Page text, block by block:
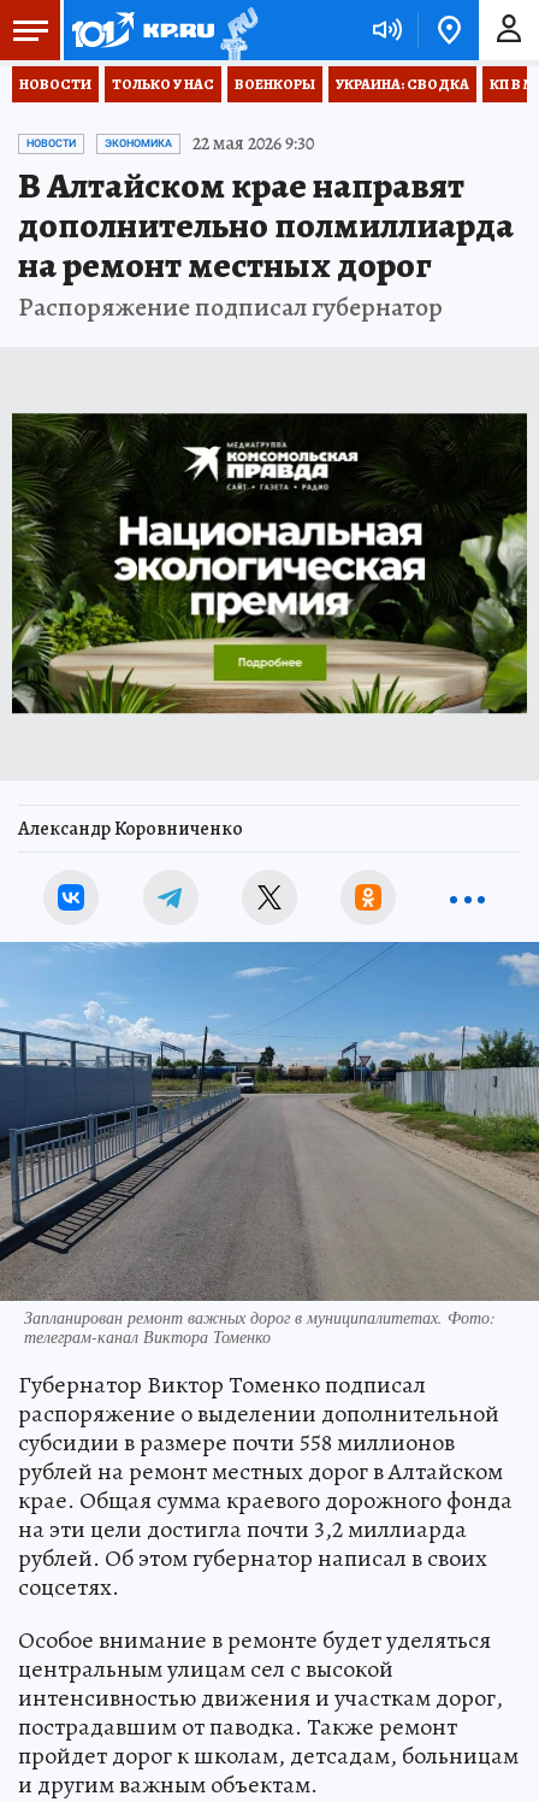
НОВОСТИ ТОЛЬКО У НАС ВОЕНКОРЫ УКРАИНА: СВОДКА КП В
НОВОСТИ ЭКОНОМИКА 22 мая 2026 9:30
В Алтайском крае направят
дополнительно полмиллиарда
на ремонт местных дорог
Распоряжение подписал губернатор
Александр Коровниченко
Запланирован ремонт важных дорог в муниципалитетах. Фото:
телеграм-канал Виктора Томенко
Губернатор Виктор Томенко подписал
распоряжение о выделении дополнительной
субсидии в размере почти 558 миллионов
рублей на ремонт местных дорог в Алтайском
крае. Общая сумма краевого дорожного фонда
на эти цели достигла почти 3,2 миллиарда
рублей. Об этом губернатор написал в своих
соцсетях.
Особое внимание в ремонте будет уделяться
центральным улицам сел с высокой
интенсивностью движения и участкам дорог,
пострадавшим от паводка. Также ремонт
пройдет дорог к школам, детсадам, больницам
и другим важным объектам.